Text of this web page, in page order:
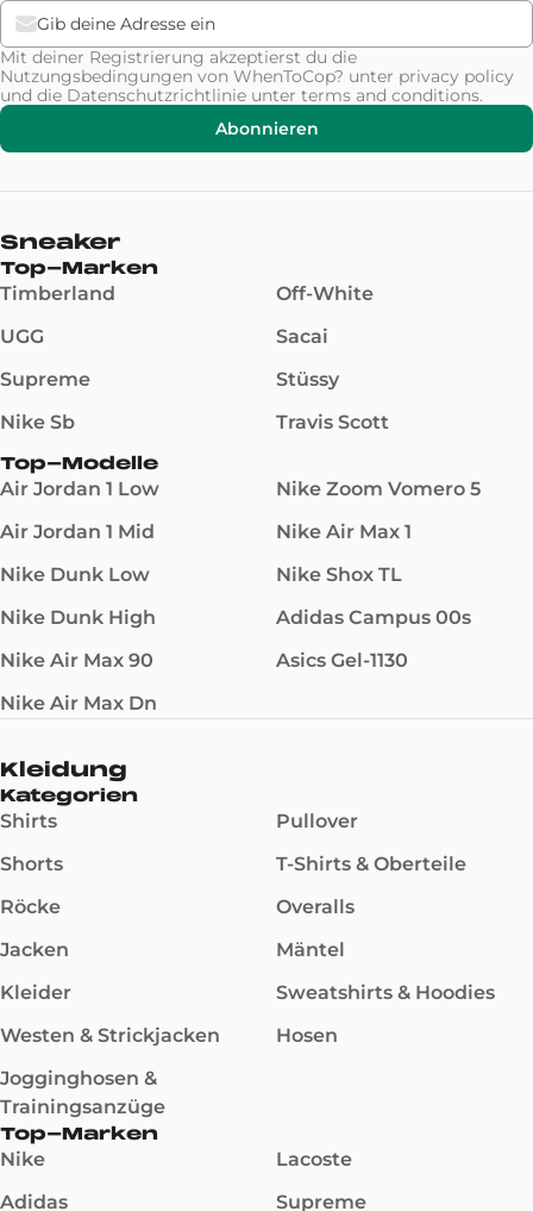
Mit deiner Registrierung akzeptierst du die
Nutzungsbedingungen von WhenToCop? unter privacy policy
und die Datenschutzrichtlinie unter terms and conditions.
Abonnieren
Sneaker
Top-Marken
Timberland
UGG
Supreme
Nike Sb
Off-White
Sacai
Stüssy
Travis Scott
Top-Modelle
Air Jordan 1 Low
Air Jordan 1 Mid
Nike Dunk Low
Nike Dunk High
Nike Air Max 90
Nike Air Max Dn
Nike Zoom Vomero 5
Nike Air Max 1
Nike Shox TL
Adidas Campus 00s
Asics Gel-1130
Kleidung
Kategorien
Shirts
Shorts
Röcke
Jacken
Kleider
Westen & Strickjacken
Jogginghosen &
Trainingsanzüge
Pullover
T-Shirts & Oberteile
Overalls
Mäntel
Sweatshirts & Hoodies
Hosen
Top-Marken
Nike
Adidas
Lacoste
Supreme